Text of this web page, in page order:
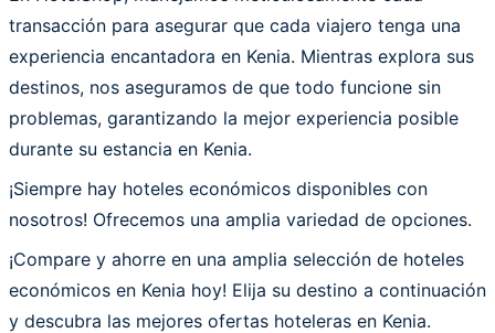
transacción para asegurar que cada viajero tenga una
experiencia encantadora en Kenia. Mientras explora sus
destinos, nos aseguramos de que todo funcione sin
problemas, garantizando la mejor experiencia posible
durante su estancia en Kenia.
¡Siempre hay hoteles económicos disponibles con
nosotros! Ofrecemos una amplia variedad de opciones.
¡Compare y ahorre en una amplia selección de hoteles
económicos en Kenia hoy! Elija su destino a continuación
y descubra las mejores ofertas hoteleras en Kenia.